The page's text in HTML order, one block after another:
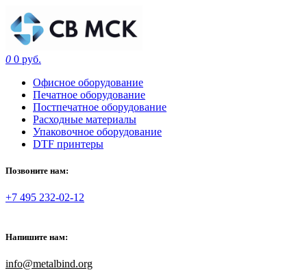
0 0 руб.
Офисное оборудование
Печатное оборудование
Постпечатное оборудование
Расходные материалы
Упаковочное оборудование
DTF принтеры
Позвоните нам:
+7 495 232-02-12
Напишите нам:
info@metalbind.org